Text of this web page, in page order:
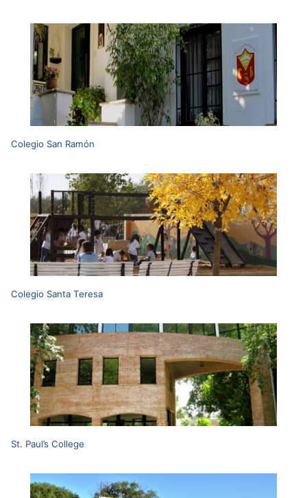
Colegio San Ramón
Colegio Santa Teresa
St. Paul’s College